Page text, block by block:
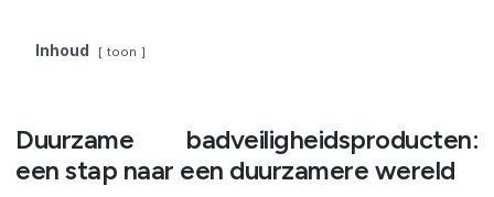
Inhoud toon
Duurzame badveiligheidsproducten:
een stap naar een duurzamere wereld